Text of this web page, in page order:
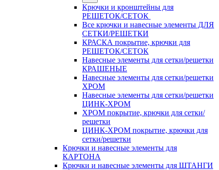
Крючки и кронштейны для
РЕШЕТОК/СЕТОК
Все крючки и навесные элементы ДЛЯ
СЕТКИ/РЕШЕТКИ
КРАСКА покрытие, крючки для
РЕШЕТОК/СЕТОК
Навесные элементы для сетки/решетки
КРАШЕНЫЕ
Навесные элементы для сетки/решетки
ХРОМ
Навесные элементы для сетки/решетки
ЦИНК-ХРОМ
ХРОМ покрытие, крючки для сетки/
решетки
ЦИНК-ХРОМ покрытие, крючки для
сетки/решетки
Крючки и навесные элементы для
КАРТОНА
Крючки и навесные элементы для ШТАНГИ